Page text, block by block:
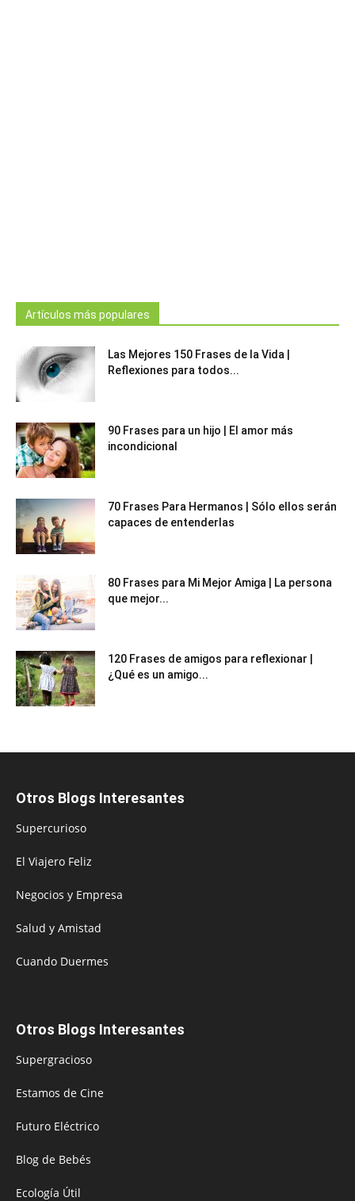
Artículos más populares
Las Mejores 150 Frases de la Vida |
Reflexiones para todos...
90 Frases para un hijo | El amor más
incondicional
70 Frases Para Hermanos | Sólo ellos serán
capaces de entenderlas
80 Frases para Mi Mejor Amiga | La persona
que mejor...
120 Frases de amigos para reflexionar |
¿Qué es un amigo...
Otros Blogs Interesantes
Supercurioso
El Viajero Feliz
Negocios y Empresa
Salud y Amistad
Cuando Duermes
Otros Blogs Interesantes
Supergracioso
Estamos de Cine
Futuro Eléctrico
Blog de Bebés
Ecología Útil